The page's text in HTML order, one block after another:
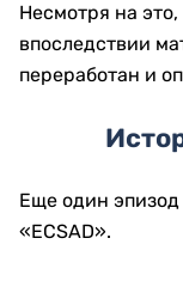
Несмотря на
впоследствии
переработан и
Еще один
«ECSAD».